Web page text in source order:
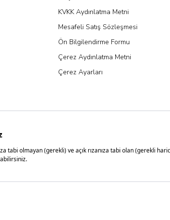
KVKK Aydınlatma Metni
Mesafeli Satış Sözleşmesi
Ön Bilgilendirme Formu
Çerez Aydınlatma Metni
Çerez Ayarları